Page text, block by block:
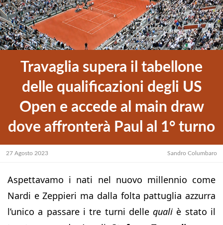
Travaglia supera il tabellone
delle qualificazioni degli US
Open e accede al main draw
dove affronterà Paul al 1° turno
27 Agosto 2023 Sandro Columbaro
Aspettavamo i nati nel nuovo millennio come
Nardi e Zeppieri ma dalla folta pattuglia azzurra
l’unico a passare i tre turni dellequali è stato il